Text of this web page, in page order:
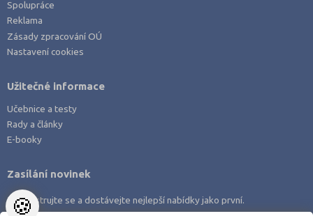
Spolupráce
Reklama
Zásady zpracování OÚ
Nastavení cookies
Užitečné informace
Učebnice a testy
Rady a články
E-booky
Zasílání novinek
Zaregistrujte se a dostávejte nejlepší nabídky jako první.
🍪